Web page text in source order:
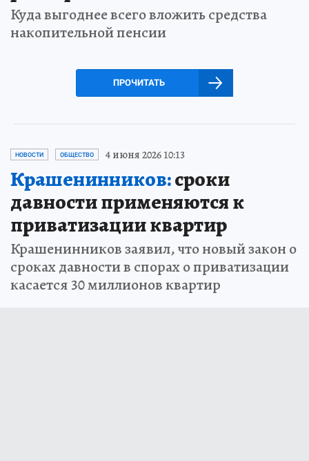
Куда выгоднее всего вложить средства
накопительной пенсии
ПРОЧИТАТЬ
НОВОСТИ ОБЩЕСТВО 4 июня 2026 10:13
Крашенинников:сроки
давности применяются к
приватизации квартир
Крашенинников заявил, что новый закон о
сроках давности в спорах о приватизации
касается 30 миллионов квартир